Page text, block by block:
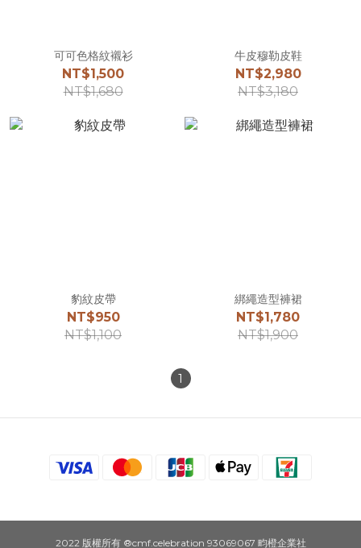
可可色格紋襯衫
NT$1,500
NT$1,680
牛皮穆勒皮鞋
NT$2,980
NT$3,180
豹紋皮帶
NT$950
NT$1,100
綁繩造型褲裙
NT$1,780
NT$1,900
1
2022 版權所有 ®cmf.celebration 93069067 畇橙企業社